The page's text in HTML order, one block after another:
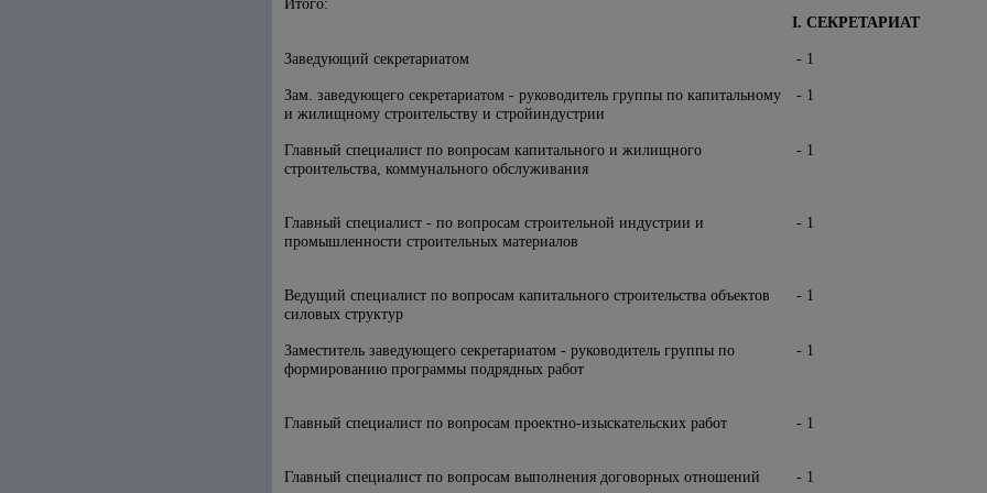
Итого:
I. СЕКРЕТАРИАТ
Заведующий секретариатом - 1
Зам. заведующего секретариатом - руководитель группы по капитальному
и жилищному строительству и стройиндустрии
- 1
Главный специалист по вопросам капитального и жилищного
строительства, коммунального обслуживания
- 1
Главный специалист - по вопросам строительной индустрии и
промышленности строительных материалов
- 1
Ведущий специалист по вопросам капитального строительства объектов
силовых структур
- 1
Заместитель заведующего секретариатом - руководитель группы по
формированию программы подрядных работ
- 1
Главный специалист по вопросам проектно-изыскательских работ - 1
Главный специалист по вопросам выполнения договорных отношений - 1